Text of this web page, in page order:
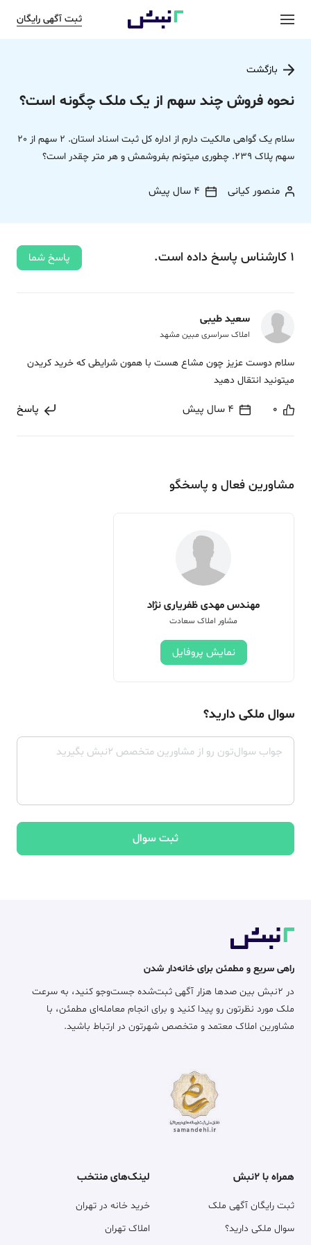
ثبت آگهی رایگان
بازگشت
نحوه فروش چند سهم از یک ملک چگونه است؟
سلام یک گواهی مالکيت دارم از اداره کل ثبت اسناد استان. 2 سهم از 20
سهم پلاک 239. چطوری میتونم بفروشمش و هر متر چقدر است؟
منصور کیانی 4 سال پیش
1 کارشناس پاسخ داده‌ است. پاسخ شما
سعید طیبی
املاک سراسری مبین مشهد
سلام دوست عزیز چون مشاع هست با همون شرایطی که خرید کریدن
میتونید انتقال دهید
0 4 سال پیش پاسخ
مشاورین فعال و پاسخگو
مهندس مهدی ظفریاری نژاد
مشاور املاک سعادت
نمایش پروفایل
سوال ملکی دارید؟
ثبت سوال
راهی سریع و مطمئن برای خانه‌دار شدن
در ۲نبش بین صدها هزار آگهی ثبت‌شده جست‌وجو کنید، به سرعت
ملک مورد نظرتون رو پیدا کنید و برای انجام معامله‌ای مطمئن، با
مشاورین املاک معتمد و متخصص شهرتون در ارتباط باشید.
همراه با ۲نبش
ثبت رایگان آگهی ملک
سوال ملکی دارید؟
لینک‌های منتخب
خرید خانه در تهران
املاک تهران